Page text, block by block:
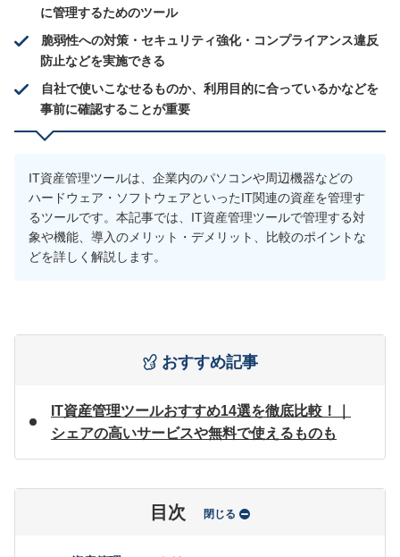
に管理するためのツール
脆弱性への対策・セキュリティ強化・コンプライアンス違反
防止などを実施できる
自社で使いこなせるものか、利用目的に合っているかなどを
事前に確認することが重要
IT資産管理ツールは、企業内のパソコンや周辺機器などの
ハードウェア・ソフトウェアといったIT関連の資産を管理す
るツールです。本記事では、IT資産管理ツールで管理する対
象や機能、導入のメリット・デメリット、比較のポイントな
どを詳しく解説します。
おすすめ記事
IT資産管理ツールおすすめ14選を徹底比較！｜
シェアの高いサービスや無料で使えるものも
目次 閉じる